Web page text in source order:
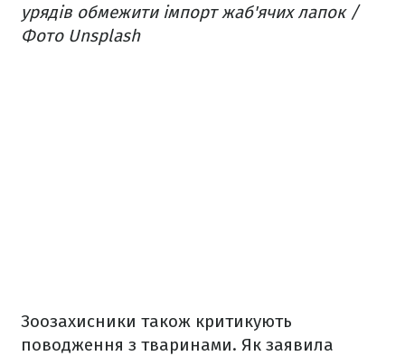
урядів обмежити імпорт жаб'ячих лапок /
Фото Unsplash
Зоозахисники також критикують
поводження з тваринами. Як заявила